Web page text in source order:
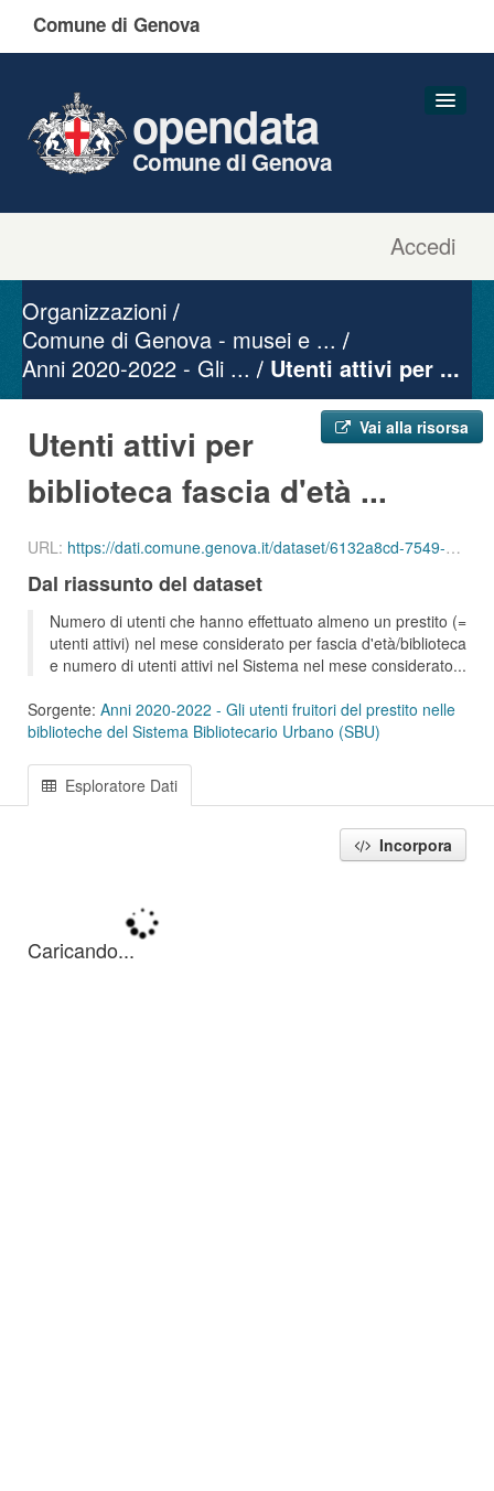
Comune di Genova
Accedi
opendata
Comune di Genova
Gruppi
Informazioni
Organizzazioni
Comune di Genova - musei e ...
Anni 2020-2022 - Gli ...
Utenti attivi per ...
Vai alla risorsa
Utenti attivi per
biblioteca fascia d'età ...
URL: https://dati.comune.genova.it/dataset/6132a8cd-7549-4c9d-8613-d075f5f547d2/resource/02d3b56f-cb1a-4f32-9fe6-e48bfada12fa/download/ute_attivi_fet_55_64_bib_sbu_01_202111.csv
Dal riassunto del dataset
Numero di utenti che hanno effettuato almeno un prestito (=
utenti attivi) nel mese considerato per fascia d'età/biblioteca
e numero di utenti attivi nel Sistema nel mese considerato...
Sorgente: Anni 2020-2022 - Gli utenti fruitori del prestito nelle
biblioteche del Sistema Bibliotecario Urbano (SBU)
Esploratore Dati
Incorpora